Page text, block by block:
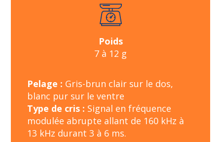
Poids
7 à 12 g
Pelage : Gris-brun clair sur le dos,
blanc pur sur le ventre
Type de cris : Signal en fréquence
modulée abrupte allant de 160 kHz à
13 kHz durant 3 à 6 ms.